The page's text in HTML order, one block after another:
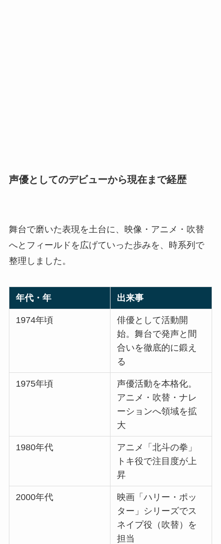
声優としてのデビューから現在まで経歴
舞台で磨いた表現を土台に、映像・アニメ・吹替
へとフィールドを広げていった歩みを、時系列で
整理しました。
年代・年 出来事
1974年頃
俳優として活動開
始。舞台で発声と間
合いを徹底的に鍛え
る
1975年頃
声優活動を本格化。
アニメ・吹替・ナレ
ーションへ領域を拡
大
1980年代
アニメ「北斗の拳」
トキ役で注目度が上
昇
2000年代
映画「ハリー・ポッ
ター」シリーズでス
ネイプ役（吹替）を
担当